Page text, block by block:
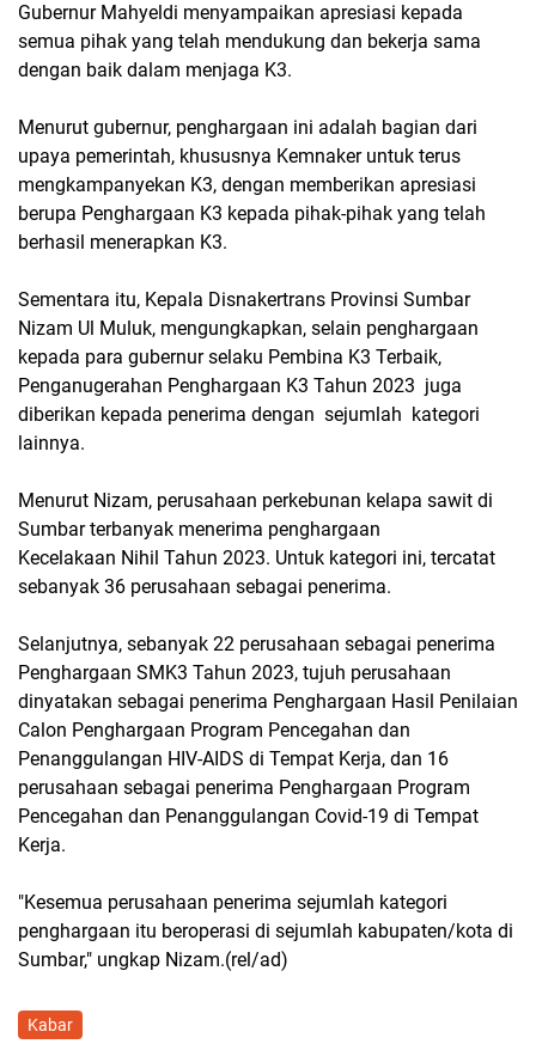
Gubernur Mahyeldi menyampaikan apresiasi kepada
semua pihak yang telah mendukung dan bekerja sama
dengan baik dalam menjaga K3.
Menurut gubernur, penghargaan ini adalah bagian dari
upaya pemerintah, khususnya Kemnaker untuk terus
mengkampanyekan K3, dengan memberikan apresiasi
berupa Penghargaan K3 kepada pihak-pihak yang telah
berhasil menerapkan K3.
Sementara itu, Kepala Disnakertrans Provinsi Sumbar
Nizam Ul Muluk, mengungkapkan, selain penghargaan
kepada para gubernur selaku Pembina K3 Terbaik,
Penganugerahan Penghargaan K3 Tahun 2023 juga
diberikan kepada penerima dengan sejumlah kategori
lainnya.
Menurut Nizam, perusahaan perkebunan kelapa sawit di
Sumbar terbanyak menerima penghargaan
Kecelakaan Nihil Tahun 2023. Untuk kategori ini, tercatat
sebanyak 36 perusahaan sebagai penerima.
Selanjutnya, sebanyak 22 perusahaan sebagai penerima
Penghargaan SMK3 Tahun 2023, tujuh perusahaan
dinyatakan sebagai penerima Penghargaan Hasil Penilaian
Calon Penghargaan Program Pencegahan dan
Penanggulangan HIV-AIDS di Tempat Kerja, dan 16
perusahaan sebagai penerima Penghargaan Program
Pencegahan dan Penanggulangan Covid-19 di Tempat
Kerja.
"Kesemua perusahaan penerima sejumlah kategori
penghargaan itu beroperasi di sejumlah kabupaten/kota di
Sumbar," ungkap Nizam.(rel/ad)
Kabar